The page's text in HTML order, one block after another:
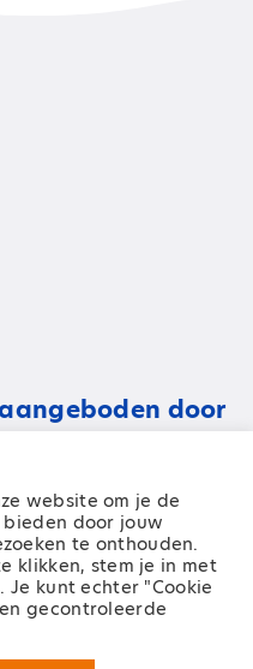
door
B.V.
website om je de
door jouw
te onthouden.
klikken, stem je in met
kunt echter "Cookie
​​gecontroleerde